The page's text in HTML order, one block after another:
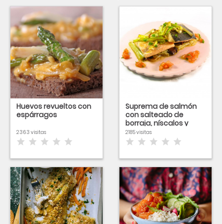
Huevos revueltos con
espárragos
2363 visitas
Suprema de salmón
con salteado de
borraja, níscalos y
vinagreta de tomate
2185 visitas